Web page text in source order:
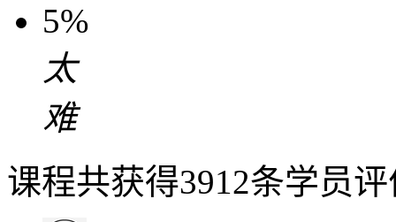
5%
太
难
课程共获得3912条学员